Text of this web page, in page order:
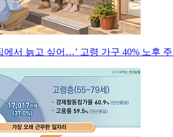
에서 늙고 싶어…’ 고령 가구 40% 노후